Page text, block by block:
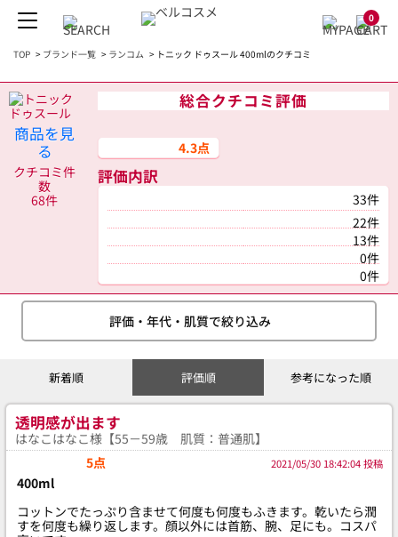
0
TOP > ブランド一覧 > ランコム > トニック ドゥスール 400mlのクチコミ
商品を見
る
クチコミ件
数
68件
総合クチコミ評価
4.3点
評価内訳
33件
22件
13件
0件
0件
評価・年代・肌質で絞り込み
新着順 評価順 参考になった順
透明感が出ます
はなこはなこ様【55－59歳 肌質：普通肌】
5点
2021/05/30 18:42:04 投稿
400ml
コットンでたっぷり含ませて何度も何度もふきます。乾いたら潤
すを何度も繰り返します。顔以外には首筋、腕、足にも。コスパ